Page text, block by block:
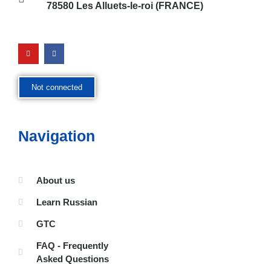
78580 Les Alluets-le-roi (FRANCE)
Not connected
Navigation
About us
Learn Russian
GTC
FAQ - Frequently
Asked Questions